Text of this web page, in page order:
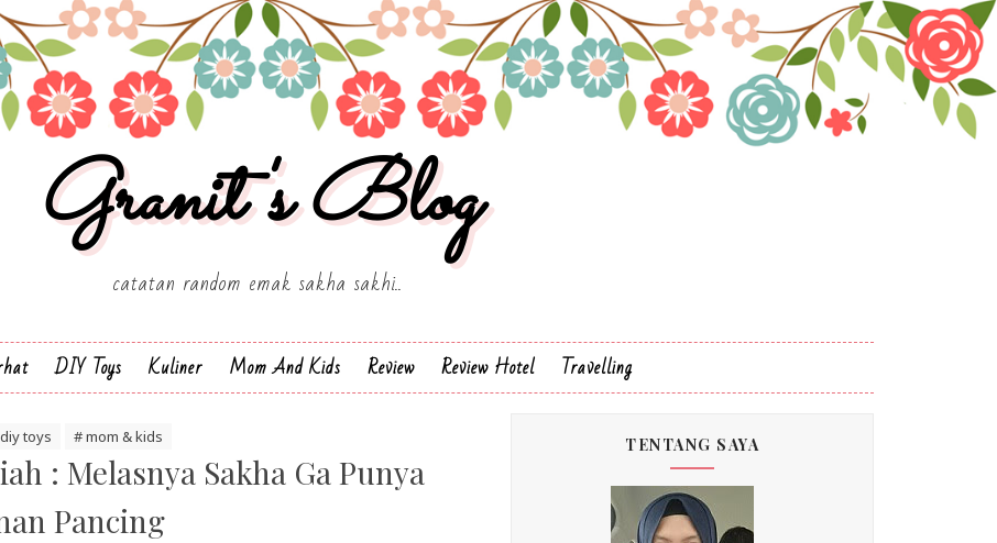
Granit's Blog
catatan random emak sakha sakhi..
DIY Toys Kuliner Mom And Kids Review Review Hotel Travelling
toys # mom & kids
: Melasnya Sakha Ga Punya
Pancing
TENTANG SAYA